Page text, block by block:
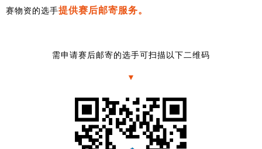
赛物资的选手提供赛后邮寄服务。
需申请赛后邮寄的选手可扫描以下二维码
▼